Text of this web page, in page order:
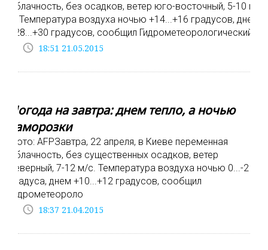
облачность, без осадков, ветер юго-восточный, 5-10 м/
с. Температура воздуха ночью +14...+16 градусов, днем
+28...+30 градусов, сообщил Гидрометеорологический
access_time 18:51 21.05.2015
Погода на завтра: днем тепло, а ночью
заморозки
Фото: AFPЗавтра, 22 апреля, в Киеве переменная
облачность, без существенных осадков, ветер
северный, 7-12 м/с. Температура воздуха ночью 0...-2
градуса, днем +10...+12 градусов, сообщил
Гидрометеороло
access_time 18:37 21.04.2015